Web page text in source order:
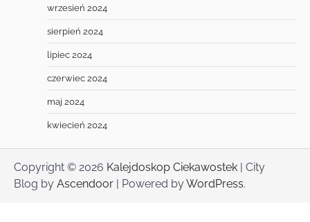
wrzesień 2024
sierpień 2024
lipiec 2024
czerwiec 2024
maj 2024
kwiecień 2024
Copyright © 2026 Kalejdoskop Ciekawostek | City
Blog by Ascendoor | Powered byWordPress.